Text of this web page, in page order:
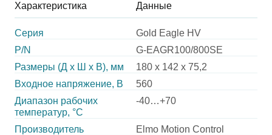
Характеристика Данные
Серия
Gold Eagle HV
P/N
G-EAGR100/800SE
Размеры (Д х Ш х В), мм
180 x 142 x 75,2
Входное напряжение, В
560
Диапазон рабочих
температур, °С
-40…+70
Производитель
Elmo Motion Control